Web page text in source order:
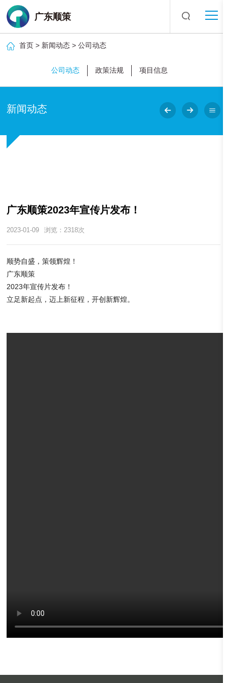
广东顺策
首页 > 新闻动态 >公司动态
公司动态 政策法规 项目信息
新闻动态
广东顺策2023年宣传片发布！
2023-01-09 浏览：2318次
顺势自盛，策领辉煌！
广东顺策
2023年宣传片发布！
立足新起点，迈上新征程，开创新辉煌。